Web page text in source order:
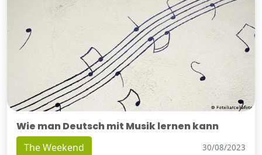
Wie man Deutsch mit Musik lernen kann
The Weekend 30/08/2023